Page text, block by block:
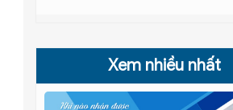
Xem nhiều nhất